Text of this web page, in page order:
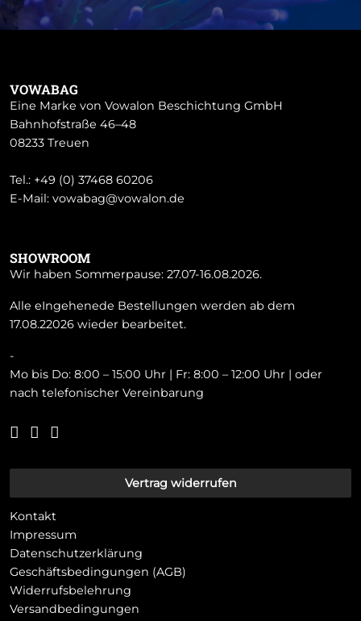
VOWABAG
Eine Marke von Vowalon Beschichtung GmbH
Bahnhofstraße 46–48
08233 Treuen
Tel.: +49 (0) 37468 60206
E-Mail: vowabag@vowalon.de
SHOWROOM
Wir haben Sommerpause: 27.07-16.08.2026.
Alle eIngehenede Bestellungen werden ab dem
17.08.22026 wieder bearbeitet.
-
Mo bis Do: 8:00 – 15:00 Uhr | Fr: 8:00 – 12:00 Uhr | oder
nach telefonischer Vereinbarung
Vertrag widerrufen
Kontakt
Impressum
Datenschutzerklärung
Geschäftsbedingungen (AGB)
Widerrufsbelehrung
Versandbedingungen